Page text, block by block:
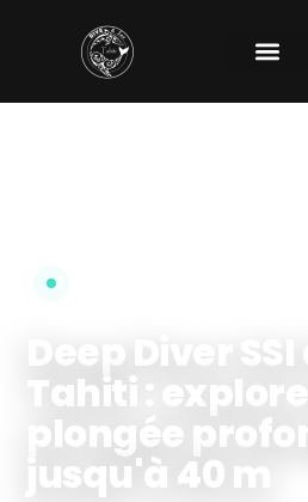
Deep Diver SSI à
Tahiti : explore
plongée
jusqu'à 40 m